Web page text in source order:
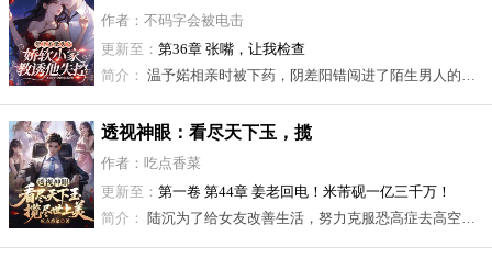
他失控
作者：不码字会被电击
更新至： 第36章 张嘴，让我检查
简介： 温予婼相亲时被下药，阴差阳错闯进了陌生男人的房间，一夜荒唐却不记得那个男人的脸。 为了还债以及给妹妹治病，她应聘了一份高薪家教，那位学生的父亲矜贵沉敛为人慷慨，甚至好心的主动给她预支薪水。 她心里对这位周先生感恩戴德，可神明的指尖总在她看不见的地方越界。 男人的眼神和不知是有意还是无意的肢体接触，都叫她面红心跳。 温予婼觉得是自己龌龊。 周先生明明有妻有女，是正人君子，她拼命抑制着心底异样的感觉，可隐秘的悸动却像野草一样疯长。 直到她发现，他就是那晚的男人，而且他根本就没有妻子，从头到尾，他都在骗她！ 温予婼清楚，爱上这样的男人会万劫不复，她下定决心打算从他身边逃开。 … 周泊崇起初享受这场游戏，清醒的看着她在道德的泥潭里自我折磨，甚至期待着倘若某天她得知一切，那张年轻鲜活的小脸上又会出现怎样的表情。 毕竟逗弄这个单纯的女孩并不需要什么代价。 直到得知她挺着孕肚想要从他身边离开，男人像是发了疯，将她抵在墙边吻到窒息，一向冷静的他语气里满是慌乱。 “是我肤浅。” “求你，和我堕落……” 【上位者不低头+追妻火葬场+老房子着火+双洁】
透视神眼：看尽天下玉，揽
尽世上美
作者：吃点香菜
更新至： 第一卷 第44章 姜老回电！米芾砚一亿三千万！
简介：
陆沉为了给女友改善生活，努力克服恐高症去高空擦玻璃赚快钱。但不成想，竟亲眼目睹了女友的背叛！ 陆沉在心灰意冷下准备跳江轻生，却意外获得了造化神树，并救下了同样要轻生的美妇！ 自此，陆沉天眼一开，玉石入袋，美人入怀。